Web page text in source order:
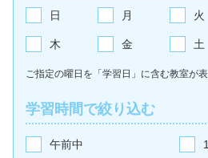
日 月 火
木 金 土
ご指定の曜日を「学習日」に含む教室が
学習時間で絞り込む
午前中